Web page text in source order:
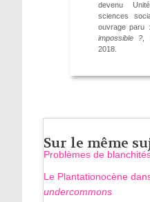
devenu
sciences
ouvrage
impossible ? ,
2018.
Sur le même
Problèmes de
Le Plantationocène
undercommons